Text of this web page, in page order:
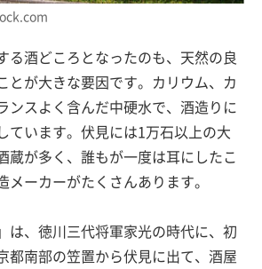
る酒どころとなったのも、天然の良
とが大きな要因です。カリウム、カ
ンスよく含んだ中硬水で、酒造りに
ています。伏見には1万石以上の大
蔵が多く、誰もが一度は耳にしたこ
メーカーがたくさんあります。
は、徳川三代将軍家光の時代に、初
都南部の笠置から伏見に出て、酒屋